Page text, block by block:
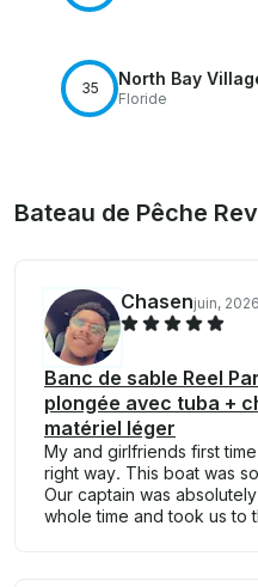
35 North Bay
Floride
Bateau de Pêche
Chasenjuin, 2026
Banc de sable Reel
plongée avec tuba +
matériel léger
My and girlfriends first
right way. This boat was
Our captain was
whole time and took us to